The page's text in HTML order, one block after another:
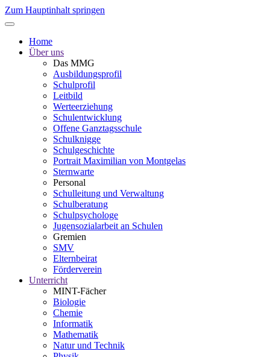
Zum Hauptinhalt springen
Home
Über uns
Das MMG
Ausbildungsprofil
Schulprofil
Leitbild
Werteerziehung
Schulentwicklung
Offene Ganztagsschule
Schulknigge
Schulgeschichte
Portrait Maximilian von Montgelas
Sternwarte
Personal
Schulleitung und Verwaltung
Schulberatung
Schulpsychologe
Jugensozialarbeit an Schulen
Gremien
SMV
Elternbeirat
Förderverein
Unterricht
MINT-Fächer
Biologie
Chemie
Informatik
Mathematik
Natur und Technik